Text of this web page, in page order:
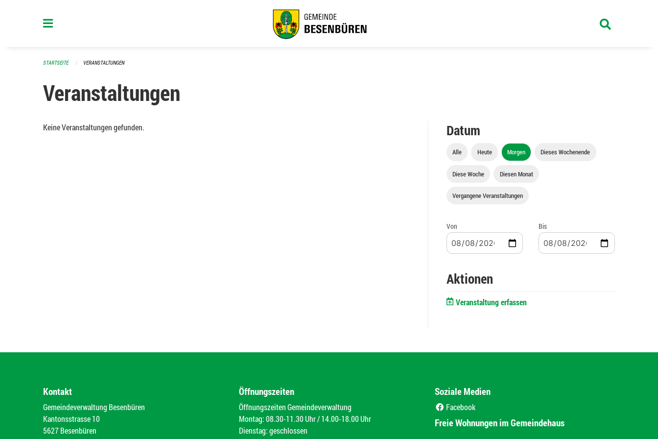
STARTSEITE VERANSTALTUNGEN
Veranstaltungen
Keine Veranstaltungen gefunden. Datum
Alle Heute Morgen Dieses Wochenende
Diese Woche Diesen Monat
Vergangene Veranstaltungen
Von Bis
Aktionen
Veranstaltung erfassen
Kontakt
Gemeindeverwaltung Besenbüren
Kantonsstrasse 10
5627 Besenbüren
Öffnungszeiten
Öffnungszeiten Gemeindeverwaltung
Montag: 08.30-11.30 Uhr / 14.00-18.00 Uhr
Dienstag: geschlossen
Soziale Medien
Facebook
Freie Wohnungen im Gemeindehaus